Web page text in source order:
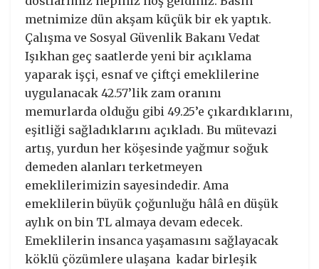
metnimize dün akşam küçük bir ek yaptık.
Çalışma ve Sosyal Güvenlik Bakanı Vedat
Işıkhan geç saatlerde yeni bir açıklama
yaparak işçi, esnaf ve çiftçi emeklilerine
uygulanacak 42.57’lik zam oranını
memurlarda olduğu gibi 49.25’e çıkardıklarını,
eşitliği sağladıklarını açıkladı. Bu mütevazi
artış, yurdun her köşesinde yağmur soğuk
demeden alanları terketmeyen
emeklilerimizin sayesindedir. Ama
emeklilerin büyük çoğunluğu hâlâ en düşük
aylık on bin TL almaya devam edecek.
Emeklilerin insanca yaşamasını sağlayacak
köklü çözümlere ulaşana kadar birleşik